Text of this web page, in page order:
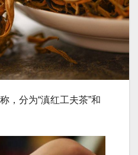
，分为“滇红工夫茶”和